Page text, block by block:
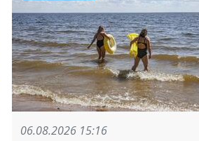
06.08.2026 15:16